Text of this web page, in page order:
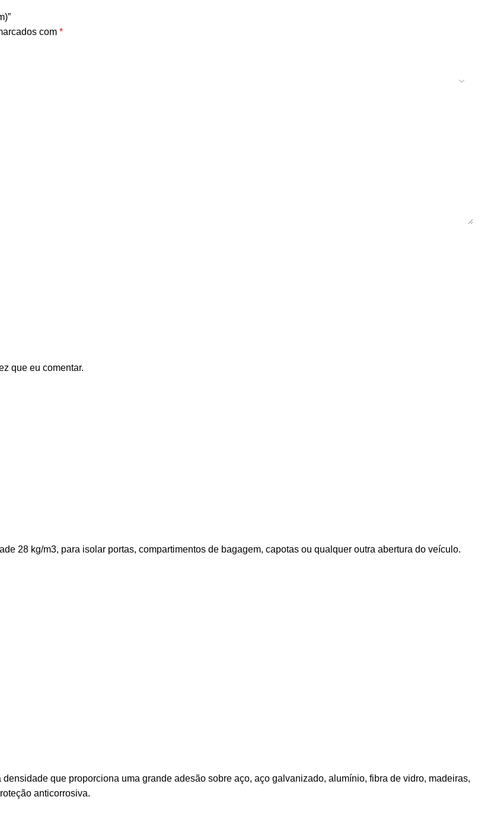
com *
que eu comentar.
28 kg/m3, para isolar portas, compartimentos de bagagem, capotas ou qualquer outra abertura do veículo.
que proporciona uma grande adesão sobre aço, aço galvanizado, alumínio, fibra de vidro, madeiras,
anticorrosiva.